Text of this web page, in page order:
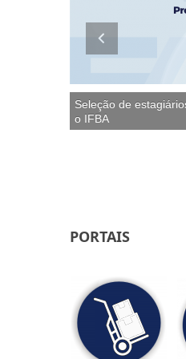
Seleção de
o IFBA
PORTAIS